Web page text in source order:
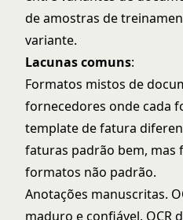
de amostras de
variante.
Lacunas comuns:
Formatos mistos de
fornecedores onde cada
template de fatura
faturas padrão bem, mas
formatos não padrão.
Anotações manuscritas.
maduro e confiável. OCR